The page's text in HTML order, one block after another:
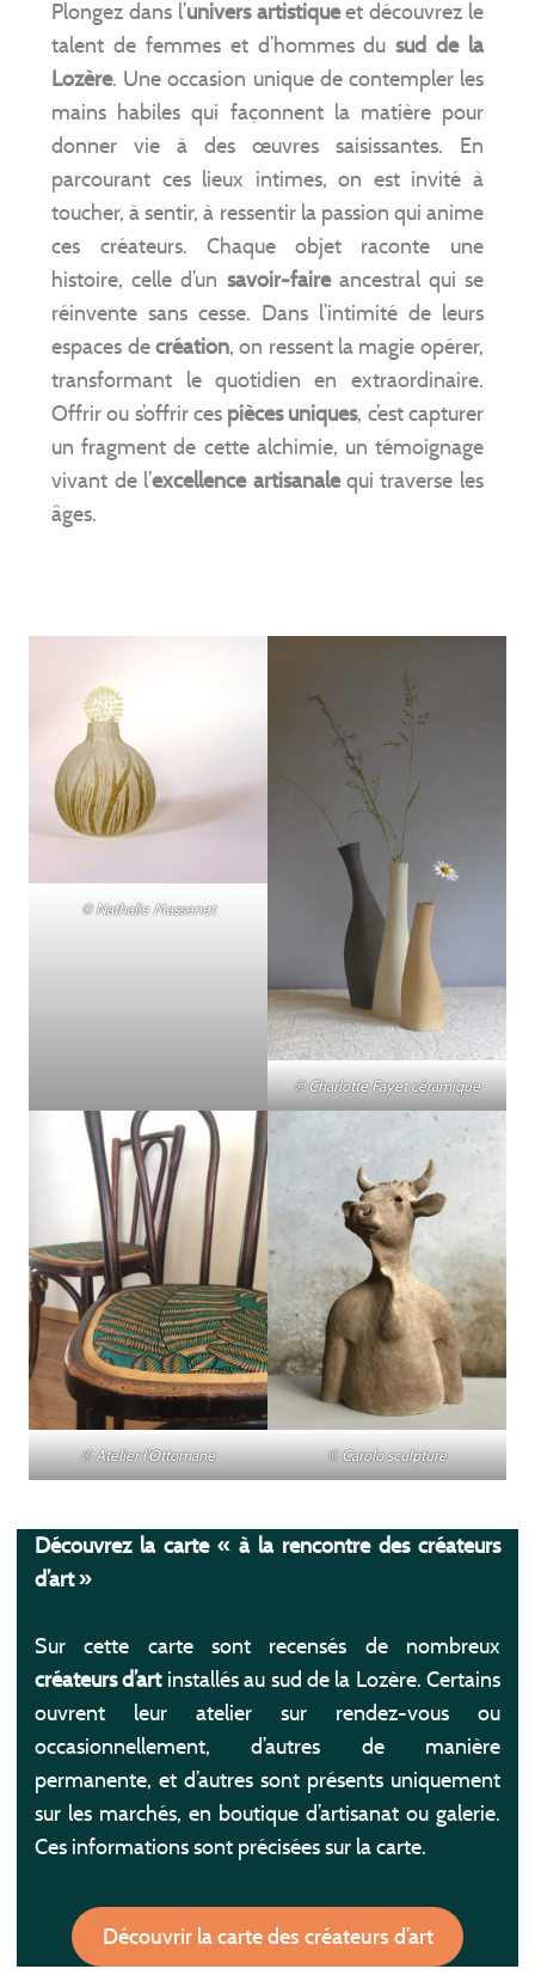
Plongez dans l’univers artistiqueet découvrez le
talent de femmes et d’hommes dusud de la
Lozère. Une occasion unique de contempler les
mains habiles qui façonnent la matière pour
donner vie à des œuvres saisissantes. En
parcourant ces lieux intimes, on est invité à
toucher, à sentir, à ressentir la passion qui anime
ces créateurs. Chaque objet raconte une
histoire, celle d’un savoir-faireancestral qui se
réinvente sans cesse. Dans l’intimité de leurs
espaces decréation, on ressent la magie opérer,
transformant le quotidien en extraordinaire.
Offrir ou s’offrir ces pièces uniques, c’est capturer
un fragment de cette alchimie, un témoignage
vivant de l’excellence artisanalequi traverse les
âges.
© Nathalie Massenet
© Charlotte Fayet céramique
© Atelier l’Ottomane © Carolo sculpture
Découvrez la carte « à la rencontre des créateurs
d’art »
Sur cette carte sont recensés de nombreux
créateurs d’artinstallés au sud de la Lozère. Certains
ouvrent leur atelier sur rendez-vous ou
occasionnellement, d’autres de manière
permanente, et d’autres sont présents uniquement
sur les marchés, en boutique d’artisanat ou galerie.
Ces informations sont précisées sur la carte.
Découvrir la carte des créateurs d’art